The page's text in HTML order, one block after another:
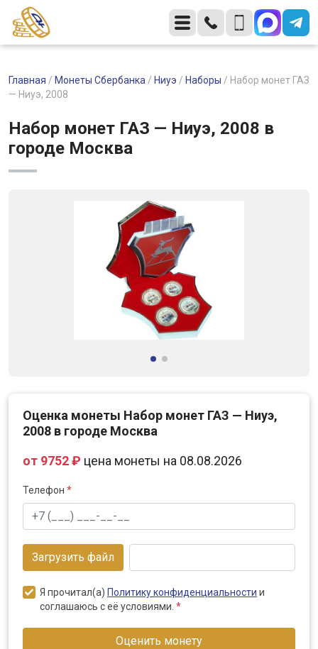
Главная / Монеты Сбербанка / Ниуэ / Наборы / Набор монет ГАЗ
— Ниуэ, 2008
Набор монет ГАЗ — Ниуэ, 2008 в
городе Москва
Оценка монеты Набор монет ГАЗ — Ниуэ,
2008 в городе Москва
от 9752 ₽ цена монеты на 08.08.2026
Телефон *
Загрузить файл
Я прочитал(а) Политику конфиденциальности и
соглашаюсь с её условиями. *
Оценить монету